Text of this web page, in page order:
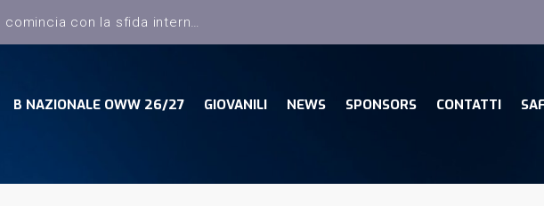
Dany Basket, il campionato comincia con la sfida interna con la Pielle Livorno
B NAZIONALE OWW 26/27 GIOVANILI NEWS SPONSORS CONTATTI